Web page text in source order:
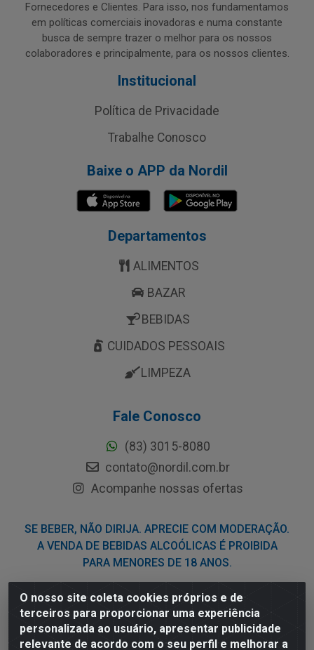
O nosso site coleta cookies próprios e de
terceiros para proporcionar uma experiência
personalizada ao usuário, apresentar publicidade
relevante de acordo com o seu perfil e melhorar a
Fornecedores e Clientes. Para isso, nos fundamentamos
em políticas comerciais inovadoras e numa constante
busca de sempre trazer o melhor para os nossos
colaboradores e principalmente, para os nossos clientes.
Institucional
Política de Privacidade
Trabalhe Conosco
Baixe o APP da Nordil
Departamentos
ALIMENTOS
BAZAR
BEBIDAS
CUIDADOS PESSOAIS
LIMPEZA
Fale Conosco
(83) 3015-8080
contato@nordil.com.br
Acompanhe nossas ofertas
SE BEBER, NÃO DIRIJA. APRECIE COM MODERAÇÃO.
A VENDA DE BEBIDAS ALCOÓLICAS É PROIBIDA
PARA MENORES DE 18 ANOS.
Nordil Distribuidora - Avenida Liberdade, 2738, Bloco F -
Sesi - Bayeux/PB - CEP 58.111-400 - CNPJ
03.775.813/0001-41